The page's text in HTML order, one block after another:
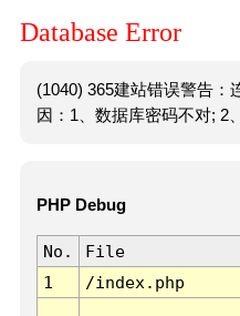
Database Error
(1040) 365建站错误警告：
因：1、数据库密码不对; 2
PHP Debug
No. File
1
/index.php